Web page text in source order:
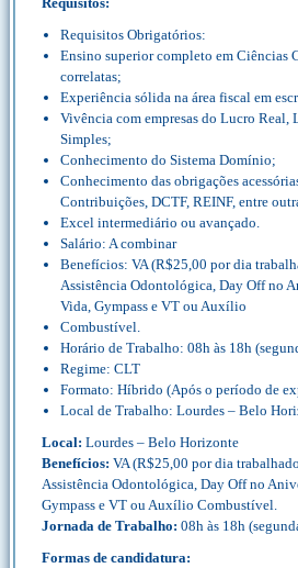
Requisitos Obrigatórios:
Ensino superior completo em Ciências
correlatas;
Experiência sólida na área fiscal em
Vivência com empresas do Lucro Real,
Simples;
Conhecimento do Sistema Domínio;
Conhecimento das obrigações
Contribuições, DCTF, REINF, entre
Excel intermediário ou avançado.
Salário: A combinar
Benefícios: VA (R$25,00 por dia
Assistência Odontológica, Day Off no
Vida, Gympass e VT ou Auxílio
Combustível.
Horário de Trabalho: 08h às 18h
Regime: CLT
Formato: Híbrido (Após o período de
Local de Trabalho: Lourdes – Belo
Local: Lourdes – Belo Horizonte
Benefícios: VA (R$25,00 por dia
Assistência Odontológica, Day Off no
Gympass e VT ou Auxílio Combustível.
Jornada de Trabalho: 08h às 18h
Formas de candidatura: